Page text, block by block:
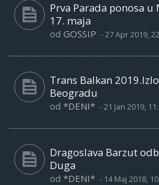
Prva Parada ponosa u
17. maja
od GOSSIP -27 Apr 2019,
Trans Balkan
Beogradu
od *DENI* -21 Jan 2019,
Dragoslava Barzut
Duga
od *DENI* - 14 Maj 2018,